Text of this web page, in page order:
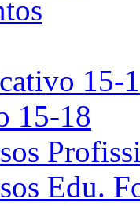
15-
15-18
Edu.